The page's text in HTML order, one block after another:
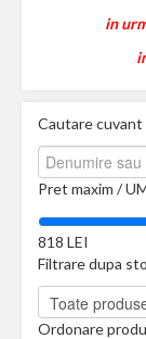
in
Cautare cuvant
Pret maxim /
818 LEI
Filtrare dupa
Ordonare